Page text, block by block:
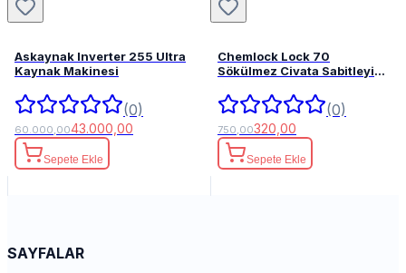
Askaynak Inverter 255 Ultra
Kaynak Makinesi
(0)
60.000,0043.000,00
Sepete Ekle
Chemlock Lock 70
Sökülmez Civata Sabitleyici
(0)
750,00320,00
Sepete Ekle
SAYFALAR